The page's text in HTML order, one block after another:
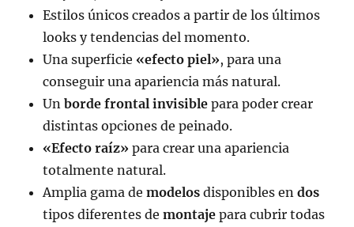
Estilos únicos creados a partir de los últimos
looks y tendencias del momento.
Una superficie «efecto piel», para una
conseguir una apariencia más natural.
Unborde frontal invisible para poder crear
distintas opciones de peinado.
«Efecto raíz» para crear una apariencia
totalmente natural.
Amplia gama demodelos disponibles endos
tipos diferentes demontaje para cubrir todas